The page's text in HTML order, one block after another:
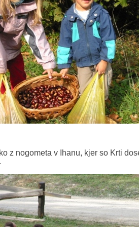
z nogometa v Ihanu, kjer so Krti